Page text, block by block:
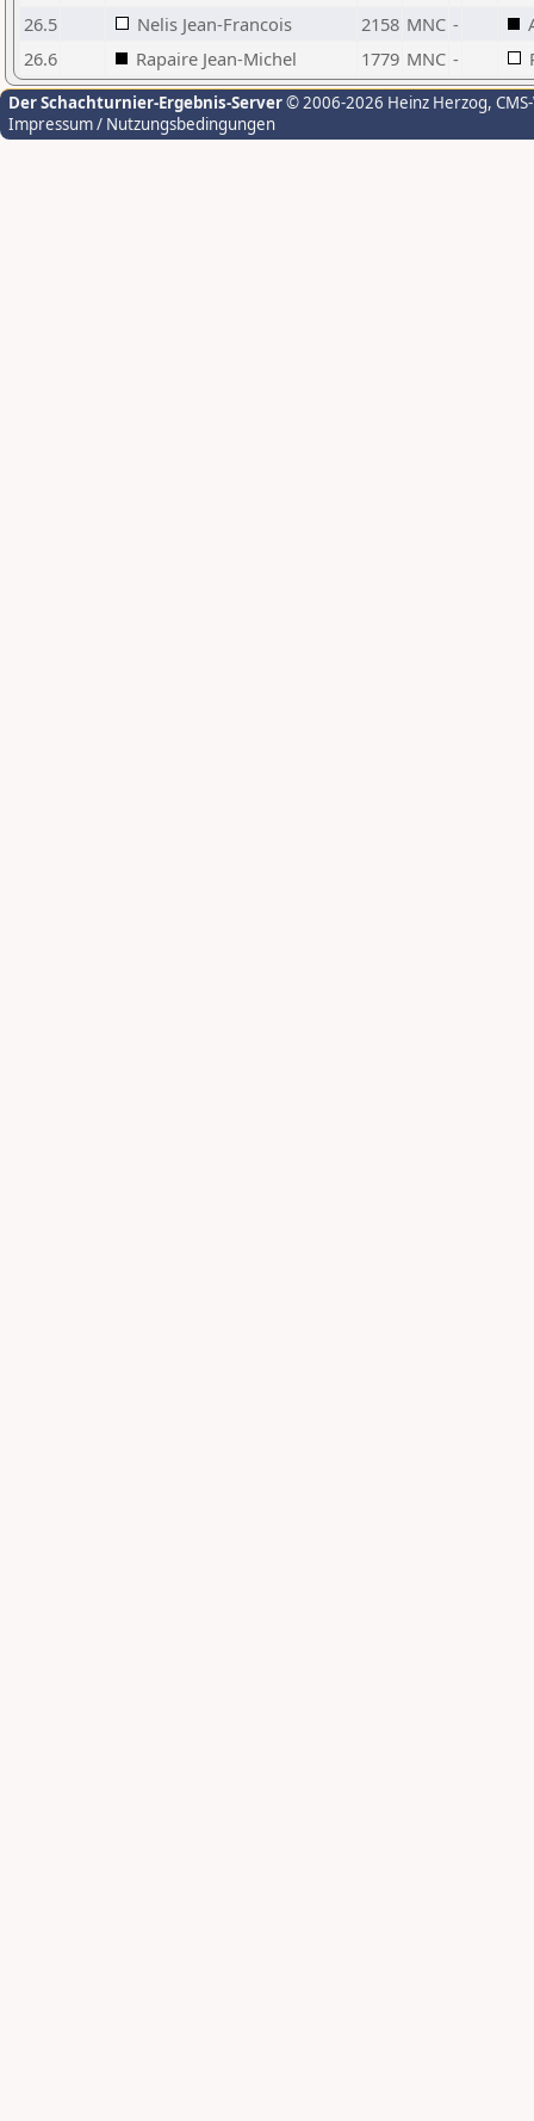
26.5
Nelis Jean-Francois 2158 MNC -
26.6
Rapaire Jean-Michel 1779 MNC -
Der Schachturnier-Ergebnis-Server© 2006-2026 Heinz Herzog,
Impressum / Nutzungsbedingungen